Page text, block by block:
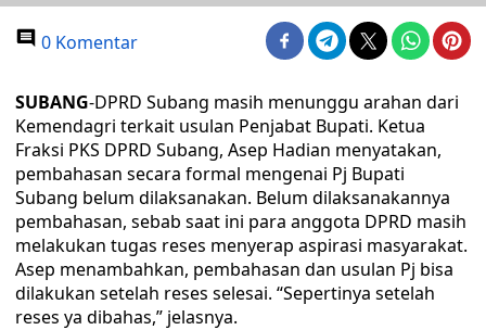
0 Komentar
SUBANG-DPRD Subang masih menunggu arahan dari
Kemendagri terkait usulan Penjabat Bupati. Ketua
Fraksi PKS DPRD Subang, Asep Hadian menyatakan,
pembahasan secara formal mengenai Pj Bupati
Subang belum dilaksanakan. Belum dilaksanakannya
pembahasan, sebab saat ini para anggota DPRD masih
melakukan tugas reses menyerap aspirasi masyarakat.
Asep menambahkan, pembahasan dan usulan Pj bisa
dilakukan setelah reses selesai. “Sepertinya setelah
reses ya dibahas,” jelasnya.